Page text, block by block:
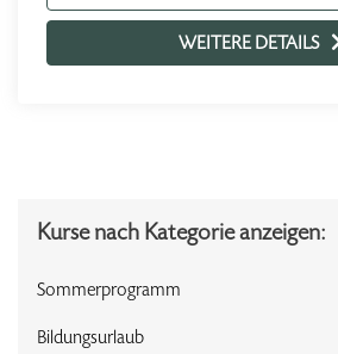
WEITERE DETAILS
Kurse nach Kategorie anzeigen:
Sommerprogramm
Bildungsurlaub